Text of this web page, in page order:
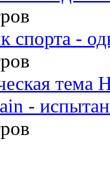
спорта -
тема
-